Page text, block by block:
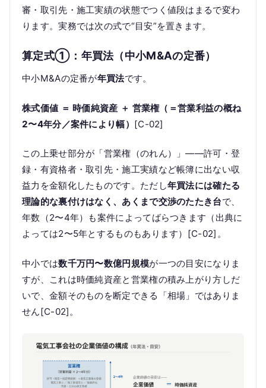
審・取引先・施工実績の状態でつく値段はまるで変わ
ります。実務では次の式で“目安”を置きます。
算定式①：年買法（中小M&Aの定番）
中小M&Aの定番が年買法です。
株式価値 ＝ 時価純資産 ＋ 営業権（＝営業利益の概ね
2〜4年分／案件により幅） [C-02]
この上乗せ部分が「営業権（のれん）」——許可・登
録・有資格者・取引先・施工実績など帳簿に出ない収
益力を金額化したものです。ただし年買法には確たる
理論的な裏付けはなく、あくまで交渉のたたき台で、
年数（2〜4年）も案件によってばらつきます（出典に
よっては2〜5年とするものもあります）[C-02]。
中小では数千万円〜数億円規模が一つの目安になりま
すが、これは時価純資産と営業権の積み上がり方しだ
いで、金額そのものを断定できる「相場」ではありま
せん[C-02]。